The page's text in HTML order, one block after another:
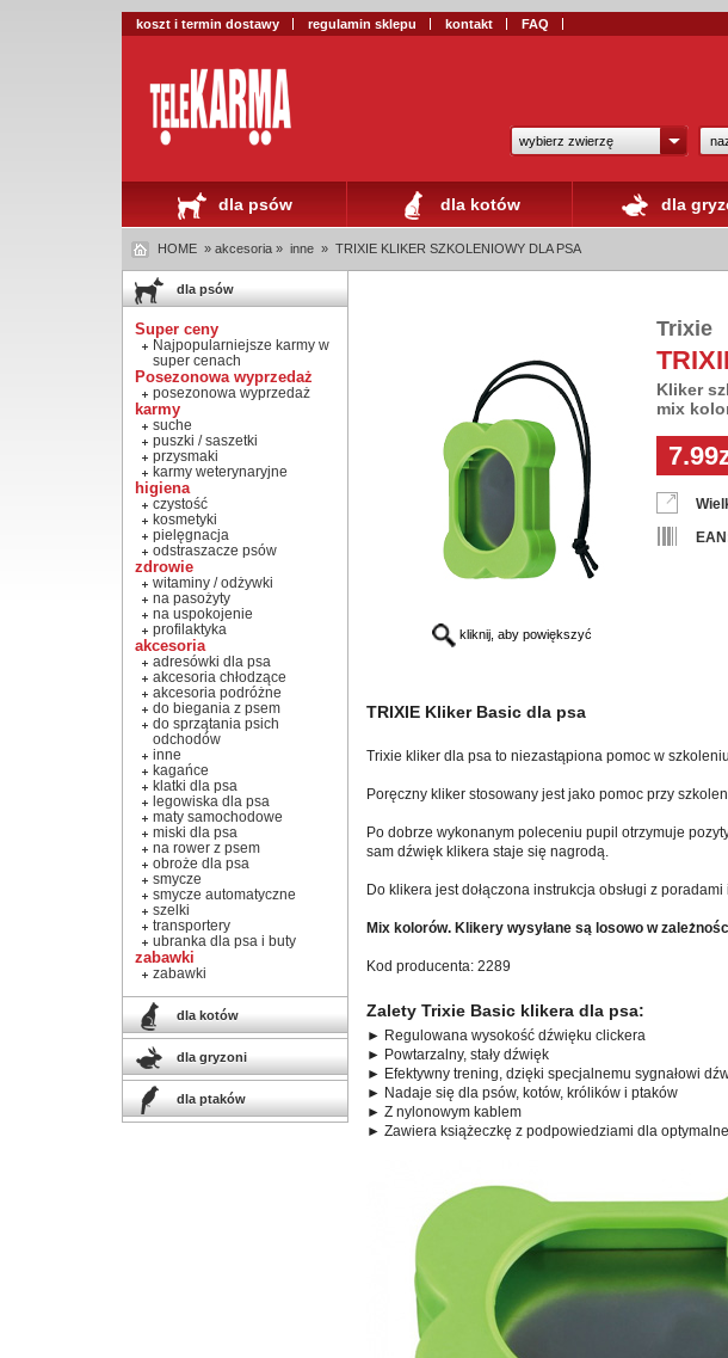
koszt i termin dostawy regulamin sklepu kontakt FAQ
wybierz zwierzę
dla psów dla kotów dla
HOME » akcesoria » inne » TRIXIE KLIKER SZKOLENIOWY DLA PSA
dla psów
Super ceny
Najpopularniejsze karmy w
super cenach
Posezonowa wyprzedaż
posezonowa wyprzedaż
karmy
suche
puszki / saszetki
przysmaki
karmy weterynaryjne
higiena
czystość
kosmetyki
pielęgnacja
odstraszacze psów
zdrowie
witaminy / odżywki
na pasożyty
na uspokojenie
profilaktyka
akcesoria
adresówki dla psa
akcesoria chłodzące
akcesoria podróżne
do biegania z psem
do sprzątania psich
odchodów
inne
kagańce
klatki dla psa
legowiska dla psa
maty samochodowe
miski dla psa
na rower z psem
obroże dla psa
smycze
smycze automatyczne
szelki
transportery
ubranka dla psa i buty
zabawki
zabawki
dla kotów
dla gryzoni
dla ptaków
kliknij, aby powiększyć
Trixie
Kliker
mix
TRIXIE Kliker Basic dla psa
Trixie kliker dla psa to niezastąpiona pomoc w
Poręczny kliker stosowany jest jako pomoc przy
Po dobrze wykonanym poleceniu pupil otrzymuje
sam dźwięk klikera staje się nagrodą.
Do klikera jest dołączona instrukcja obsługi z
Mix kolorów. Klikery wysyłane są losowo w
Kod producenta: 2289
Zalety Trixie Basic klikera dla psa:
► Regulowana wysokość dźwięku clickera
► Powtarzalny, stały dźwięk
► Efektywny trening, dzięki specjalnemu sygnałowi
► Nadaje się dla psów, kotów, królików i ptaków
► Z nylonowym kablem
► Zawiera książeczkę z podpowiedziami dla